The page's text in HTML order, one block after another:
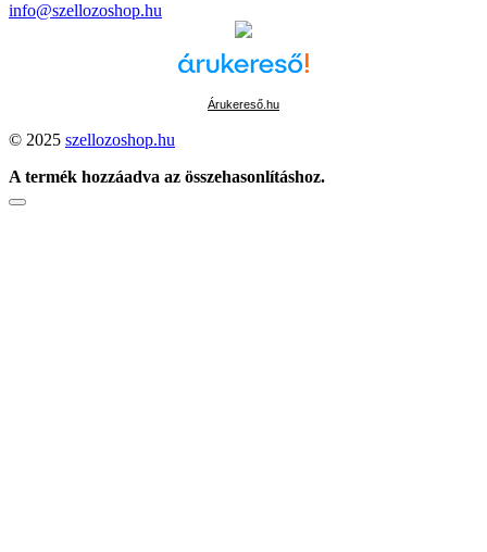
info@szellozoshop.hu
Árukereső.hu
© 2025 szellozoshop.hu
A termék hozzáadva az összehasonlításhoz.